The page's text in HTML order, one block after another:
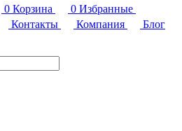
0 Корзина 0 Избранные
Контакты Компания
Блог